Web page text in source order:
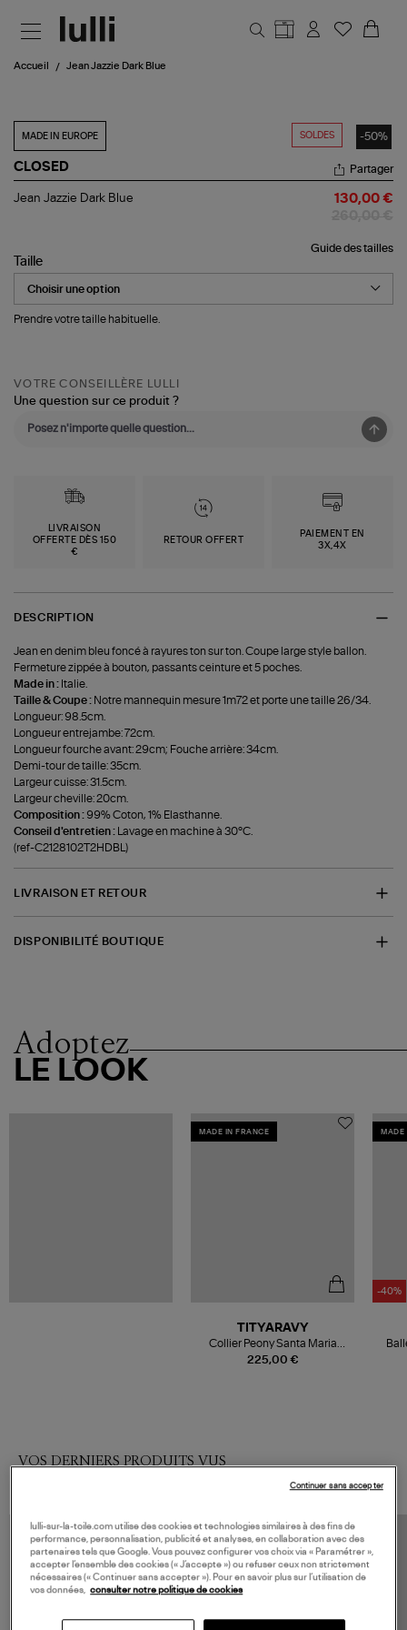
Accueil Jean Jazzie Dark Blue
SOLDES -50%
MADE IN EUROPE
CLOSED
Jean
Partager
Jean Jazzie Dark Blue 130,00 €
Guide des tailles
Taille
Prendre votre taille habituelle.
VOTRE CONSEILLÈRE LULLI
Une question sur ce produit ?
LIVRAISON
OFFERTE DÈS 150
€
RETOUR OFFERT
PAIEMENT EN
3X,4X
DESCRIPTION
Jean en denim bleu foncé à rayures ton sur ton. Coupe large style ballon.
Fermeture zippée à bouton, passants ceinture et 5 poches.
Made in : Italie.
Taille & Coupe : Notre mannequin mesure 1m72 et porte une taille 26/34.
Longueur: 98.5cm.
Longueur entrejambe: 72cm.
Longueur fourche avant: 29cm; Fouche arrière: 34cm.
Demi-tour de taille: 35cm.
Largeur cuisse: 31.5cm.
Largeur cheville: 20cm.
Composition : 99% Coton, 1% Elasthanne.
Conseil d'entretien :
Lavage en machine à 30°C.
(ref-C2128102T2HDBL)
LIVRAISON ET RETOUR
DISPONIBILITÉ BOUTIQUE
Adoptez
LE LOOK
MADE IN FRANCE
225,00 €
TITYARAVY
Collier Peony Santa Maria
Aigue Marine
MADE
-40%
VOS DERNIERS PRODUITS VUS
lulli-sur-la-toile.com utilise des cookies et technologies similaires à des fins de
performance, personnalisation, publicité et analyses, en collaboration avec des
partenaires tels que Google. Vous pouvez configurer vos choix via « Paramétrer »,
accepter l’ensemble des cookies (« J’accepte ») ou refuser ceux non strictement
nécessaires (« Continuer sans accepter »). Pour en savoir plus sur l’utilisation de
vos données, consulter notre politique de cookies
Continuer sans accepter